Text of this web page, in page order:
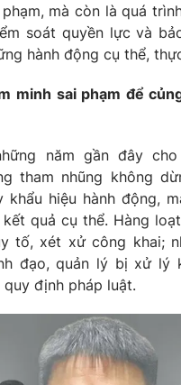
VTV Thể
Bất động
Vươn
VTV8
English
mà còn là quá
soát quyền lực và
hành động cụ thể,
minh sai phạm để
năm gần đây
tham nhũng không
khẩu hiệu hành động,
kết quả cụ thể. Hàng
tố, xét xử công khai;
đạo, quản lý bị xử lý
quy định pháp luật.